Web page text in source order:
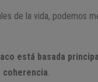
de la vida, podemos
está basada
coherencia.